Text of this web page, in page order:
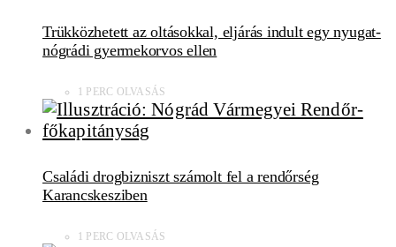
Trükközhetett az oltásokkal, eljárás indult egy nyugat-
nógrádi gyermekorvos ellen
1 PERC OLVASÁS
Családi drogbizniszt számolt fel a rendőrség
Karancskesziben
1 PERC OLVASÁS